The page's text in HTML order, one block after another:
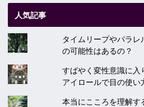
人気記事
タイムリープやパラレ
の可能性はあるの？
すばやく変性意識に入
アイロールで目の使い
本当にこころを理解す